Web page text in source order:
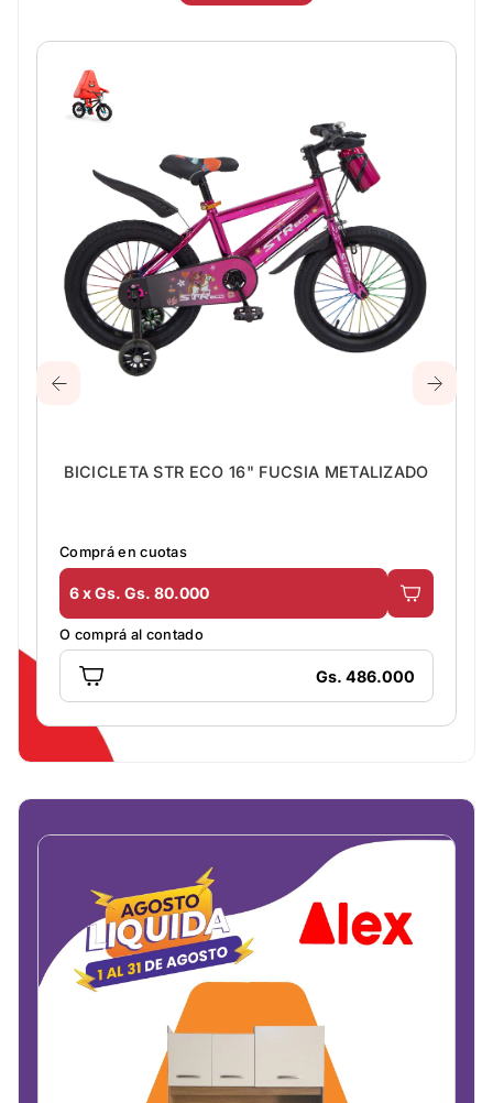
BICICLETA STR ECO 16" FUCSIA METALIZADO
Comprá en cuotas
6 x Gs. Gs. 80.000
O comprá al contado
Gs. 486.000